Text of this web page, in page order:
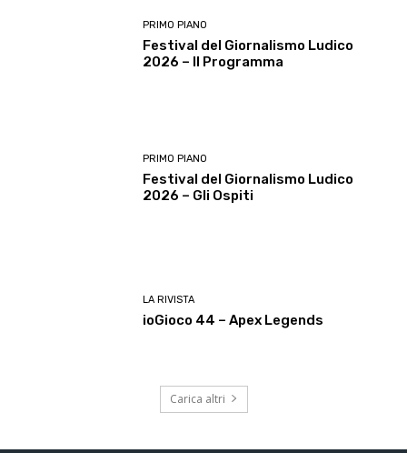
PRIMO PIANO
Festival del Giornalismo Ludico
2026 – Il Programma
PRIMO PIANO
Festival del Giornalismo Ludico
2026 – Gli Ospiti
LA RIVISTA
ioGioco 44 – Apex Legends
Carica altri